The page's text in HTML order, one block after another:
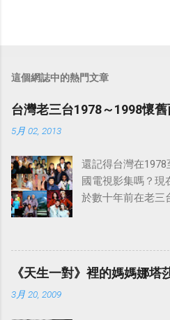
這個網誌中的熱門文章
台灣老三台1978～1998懷
5月 02, 2013
還記得台灣在
國電視影集嗎？現
於數十年前在老三
「愛之船」（The
是在1977年9月24
ABC頻道首播，
之船旋律：
《天生一對》裡的媽媽娜塔
3月 20, 2009